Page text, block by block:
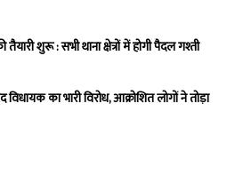
शुरू : सभी थाना क्षेत्रों में होगी पैदल गश्ती
का भारी विरोध, आक्रोशित लोगों ने तोड़ा